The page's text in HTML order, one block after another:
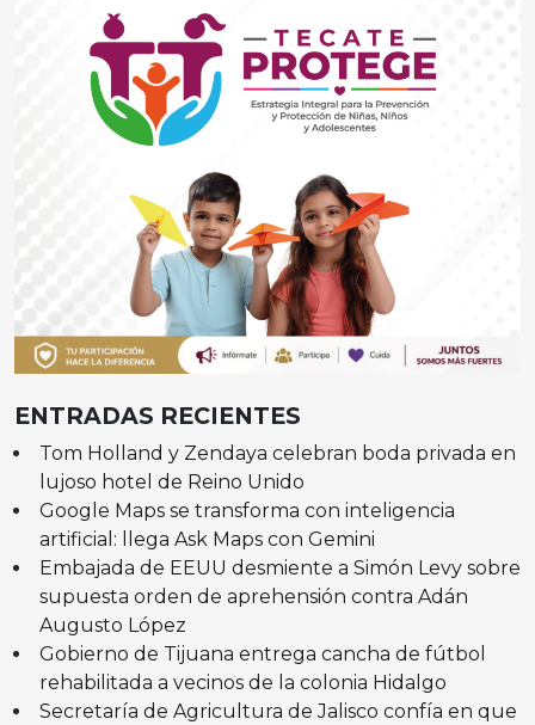
ENTRADAS RECIENTES
Tom Holland y Zendaya celebran boda privada en
lujoso hotel de Reino Unido
Google Maps se transforma con inteligencia
artificial: llega Ask Maps con Gemini
Embajada de EEUU desmiente a Simón Levy sobre
supuesta orden de aprehensión contra Adán
Augusto López
Gobierno de Tijuana entrega cancha de fútbol
rehabilitada a vecinos de la colonia Hidalgo
Secretaría de Agricultura de Jalisco confía en que